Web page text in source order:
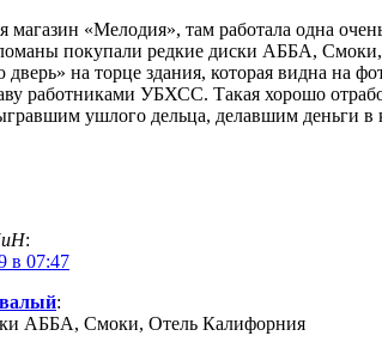
магазин «Мелодия», там работала одна
покупали редкие диски АББА,
на торце здания, которая видна на
работниками УБХСС. Такая хорошо
ушлого дельца, делавшим деньги в
:
в 07:47
:
АББА, Смоки, Отель Калифорния